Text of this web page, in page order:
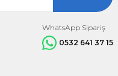
WhatsApp Sipariş
0532 641 37 15